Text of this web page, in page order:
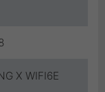
X WIFI6E